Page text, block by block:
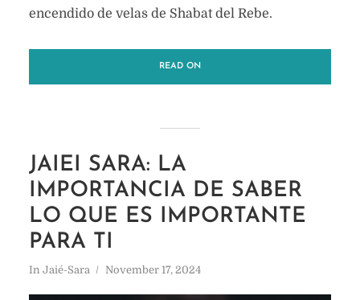
encendido de velas de Shabat del Rebe.
READ ON
JAIEI SARA: LA
IMPORTANCIA DE SABER
LO QUE ES IMPORTANTE
PARA TI
In Jaié-Sara November 17, 2024